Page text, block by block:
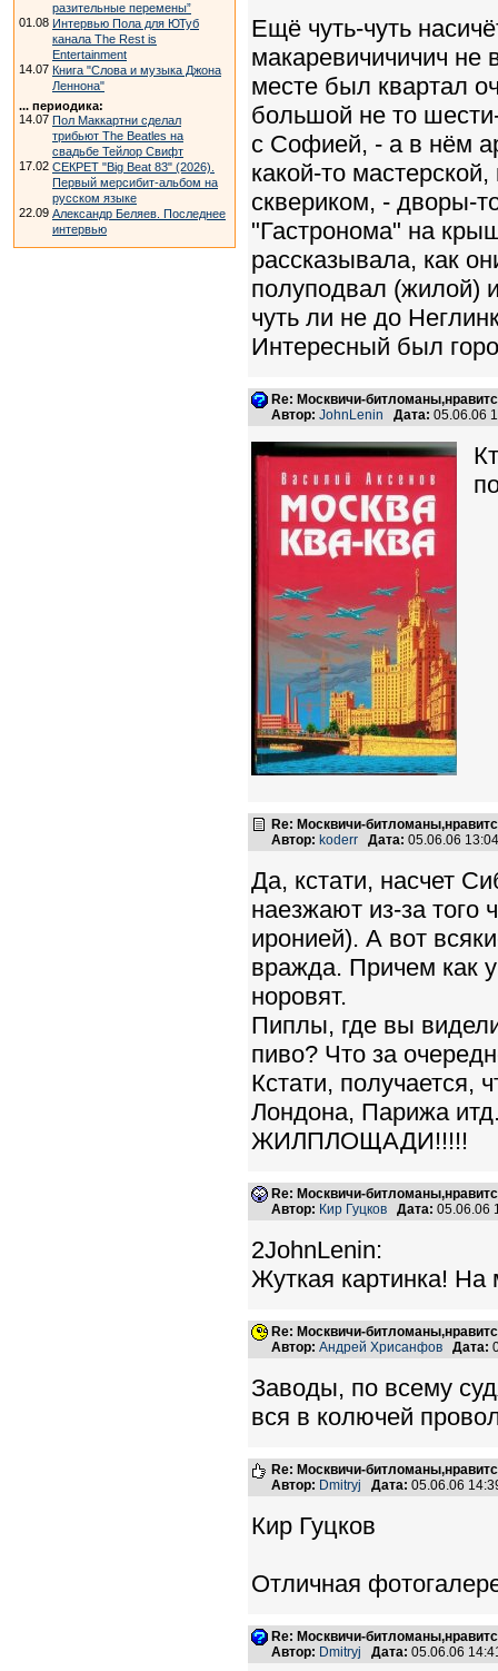
разительные перемены”
01.08 Интервью Пола для ЮТуб
канала The Rest is
Entertainment
14.07 Книга "Слова и музыка Джона
Леннона"
... периодика:
14.07 Пол Маккартни сделал
трибьют The Beatles на
свадьбе Тейлор Свифт
17.02 СЕКРЕТ "Big Beat 83" (2026).
Первый мерсибит-альбом на
русском языке
22.09 Александр Беляев. Последнее
интервью
Ещё чуть-чуть
макаревичичичич не
месте был квартал
большой не то
с Софией, - а в нём
какой-то
сквериком, - дворы-
"Гастронома" на
рассказывала, как
полуподвал (жилой)
чуть ли не до
Интересный был
Re: Москвичи-
Автор: JohnLenin Дата: 05.06.06
Re: Москвичи-
Автор: koderr Дата: 05.06.06
Да, кстати, насчет
наезжают из-за того
иронией). А вот
вражда. Причем как
норовят.
Пиплы, где вы
пиво? Что за
Кстати, получается,
Лондона, Парижа
ЖИЛПЛОЩАДИ!!!!!
Re: Москвичи-
Автор: Кир Гуцков Дата:
2JohnLenin:
Жуткая картинка! На
Re: Москвичи-
Автор: Андрей Хрисанфов Дата:
Заводы, по всему
вся в колючей
Re: Москвичи-
Автор: Dmitryj Дата: 05.06.06
Кир Гуцков
Отличная
Re: Москвичи-
Автор: Dmitryj Дата: 05.06.06